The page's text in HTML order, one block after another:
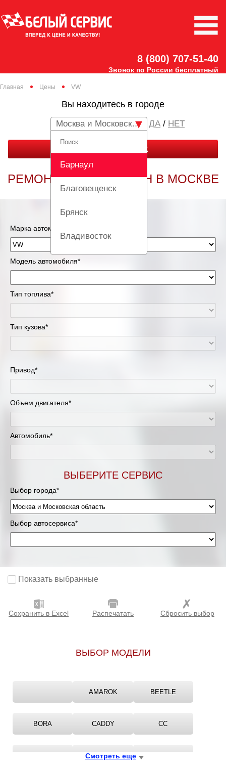
8 (800) 707-51-40
Звонок по России бесплатный
Главная Цены VW
Вы находитесь в городе
Москва и Московская область
Барнаул
Благовещенск
Брянск
Владивосток
Вологда
Екатеринбург
Красноярск
Липецк
Москва и Московская область
Мурманск
Нижневартовск
Нижний Новгород
Новосибирск
Оренбург
Ростов-на-Дону
Санкт-Петербург
Саратов
/ НЕТ
ЗАКАЗАТЬ ЗВОНОК
РЕМОНТ ФОЛЬКСВАГЕН В МОСКВЕ
Марка автомобиля*
Модель автомобиля*
Тип топлива*
Тип кузова*
Привод*
Объем двигателя*
Автомобиль*
ВЫБЕРИТЕ СЕРВИС
Выбор города*
Выбор автосервиса*
Показать выбранные
Сохранить в Excel Распечатать Сбросить выбор
ВЫБОР МОДЕЛИ
AMAROK BEETLE
BORA CADDY CC
EOS
Смотреть еще